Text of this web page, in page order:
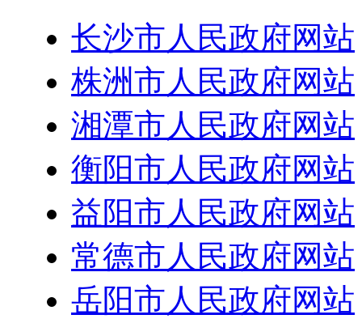
长沙市人民政府网站
株洲市人民政府网站
湘潭市人民政府网站
衡阳市人民政府网站
益阳市人民政府网站
常德市人民政府网站
岳阳市人民政府网站